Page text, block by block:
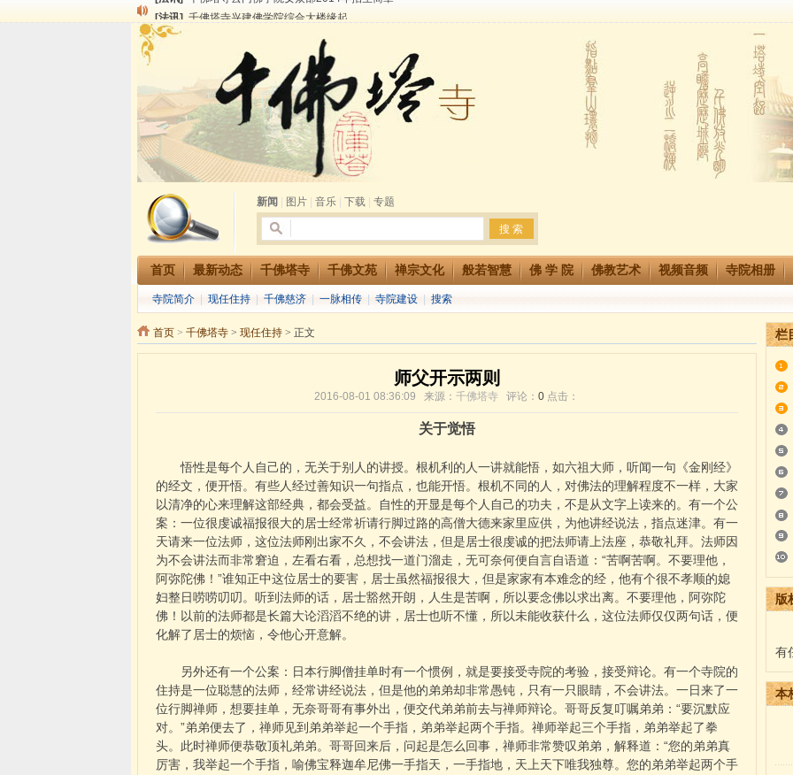
[法讯]
千佛塔寺兴建佛学院综合大楼缘起
[法讯]
[法讯]
千佛塔寺阅藏堂周末阅藏报名通知
清明节祭祖报恩地藏法会
[法讯]
本寺方丈上明下慧尼和尚开讲《六祖坛经》
[法讯] 2015-3-26师父于法堂对大众的开示
[法讯]
广东千佛塔寺云门佛学院女众部 2016年招生简章
[法讯]
恭请海涛法师莅临千佛塔寺弘法
[法讯]
2014年七月大法会 祈福息灾地藏七 冥阳两利普渡群蒙盂兰盆
[法讯] 千佛塔寺云门佛学院女众部2014年招生简章
新闻
图片| 音乐| 下载| 专题
首页 最新动态 千佛塔寺 千佛文苑 禅宗文化 般若智慧 佛 学 院 佛教艺术 视频音频 寺院相册
寺院简介 现任住持 千佛慈济 一脉相传 寺院建设 搜索
首页> 千佛塔寺> 现任住持> 正文
师父开示两则
2016-08-01 08:36:09 来源： 千佛塔寺 评论： 0 点击：
关于觉悟
悟性是每个人自己的，无关于别人的讲授。根机利的人一讲就能悟，如六祖大师，听闻一句《金刚经》
的经文，便开悟。有些人经过善知识一句指点，也能开悟。根机不同的人，对佛法的理解程度不一样，大家
以清净的心来理解这部经典，都会受益。自性的开显是每个人自己的功夫，不是从文字上读来的。有一个公
案：一位很虔诚福报很大的居士经常祈请行脚过路的高僧大德来家里应供，为他讲经说法，指点迷津。有一
天请来一位法师，这位法师刚出家不久，不会讲法，但是居士很虔诚的把法师请上法座，恭敬礼拜。法师因
为不会讲法而非常窘迫，左看右看，总想找一道门溜走，无可奈何便自言自语道：“苦啊苦啊。不要理他，
阿弥陀佛！”谁知正中这位居士的要害，居士虽然福报很大，但是家家有本难念的经，他有个很不孝顺的媳
妇整日唠唠叨叨。听到法师的话，居士豁然开朗，人生是苦啊，所以要念佛以求出离。不要理他，阿弥陀
佛！以前的法师都是长篇大论滔滔不绝的讲，居士也听不懂，所以未能收获什么，这位法师仅仅两句话，便
化解了居士的烦恼，令他心开意解。
另外还有一个公案：日本行脚僧挂单时有一个惯例，就是要接受寺院的考验，接受辩论。有一个寺院的
住持是一位聪慧的法师，经常讲经说法，但是他的弟弟却非常愚钝，只有一只眼睛，不会讲法。一日来了一
位行脚禅师，想要挂单，无奈哥哥有事外出，便交代弟弟前去与禅师辩论。哥哥反复叮嘱弟弟：“要沉默应
对。”弟弟便去了，禅师见到弟弟举起一个手指，弟弟举起两个手指。禅师举起三个手指，弟弟举起了拳
头。此时禅师便恭敬顶礼弟弟。哥哥回来后，问起是怎么回事，禅师非常赞叹弟弟，解释道：“您的弟弟真
厉害，我举起一个手指，喻佛宝释迦牟尼佛一手指天，一手指地，天上天下唯我独尊。您的弟弟举起两个手
栏
版
有
本